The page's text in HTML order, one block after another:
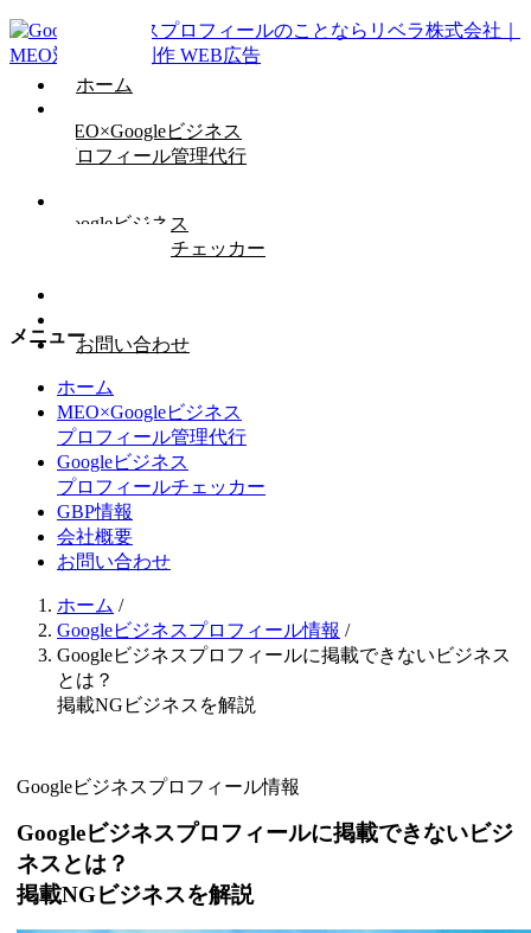
ホーム
MEO×Googleビジネス
プロフィール管理代行
Googleビジネス
プロフィールチェッカー
お問い合わせ
メニュー
ホーム
MEO×Googleビジネス
プロフィール管理代行
Googleビジネス
プロフィールチェッカー
GBP情報
会社概要
お問い合わせ
ホーム /
Googleビジネスプロフィール情報 /
Googleビジネスプロフィールに掲載できないビジネス
とは？
掲載NGビジネスを解説
Googleビジネスプロフィール情報
Googleビジネスプロフィールに掲載できないビジ
ネスとは？
掲載NGビジネスを解説